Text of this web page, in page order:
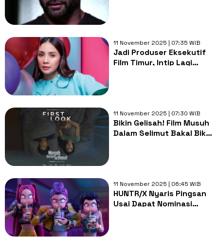
11 November 2025 | 07:35 WIB
Jadi Produser Eksekutif
Film Timur, Intip Lagi
11 November 2025 | 07:30 WIB
Bikin Gelisah! Film Musuh
Dalam Selimut Bakal Bikin
11 November 2025 | 06:45 WIB
HUNTR/X Nyaris Pingsan
Usai Dapat Nominasi